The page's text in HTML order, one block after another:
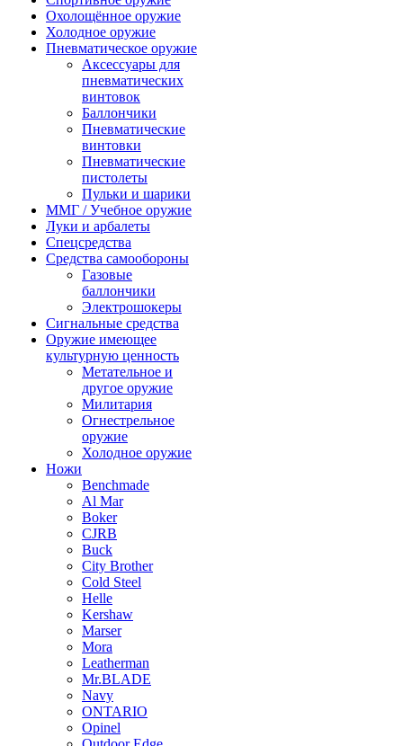
Охолощённое оружие
Холодное оружие
Пневматическое оружие
Аксессуары для
пневматических
винтовок
Баллончики
Пневматические
винтовки
Пневматические
пистолеты
Пульки и шарики
ММГ / Учебное оружие
Луки и арбалеты
Спецсредства
Средства самообороны
Газовые
баллончики
Электрошокеры
Сигнальные средства
Оружие имеющее
культурную ценность
Метательное и
другое оружие
Милитария
Огнестрельное
оружие
Холодное оружие
Ножи
Benchmade
Al Mar
Boker
CJRB
Buck
City Brother
Cold Steel
Helle
Kershaw
Marser
Mora
Leatherman
Mr.BLADE
Navy
ONTARIO
Opinel